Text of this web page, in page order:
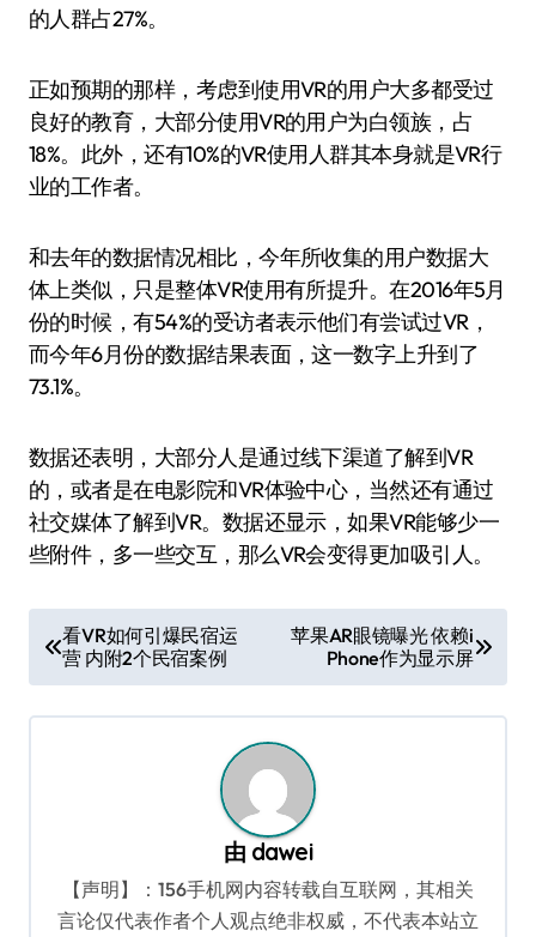
的人群占27%。
正如预期的那样，考虑到使用VR的用户大多都受过
良好的教育，大部分使用VR的用户为白领族，占
18%。此外，还有10%的VR使用人群其本身就是VR行
业的工作者。
和去年的数据情况相比，今年所收集的用户数据大
体上类似，只是整体VR使用有所提升。在2016年5月
份的时候，有54%的受访者表示他们有尝试过VR，
而今年6月份的数据结果表面，这一数字上升到了
73.1%。
数据还表明，大部分人是通过线下渠道了解到VR
的，或者是在电影院和VR体验中心，当然还有通过
社交媒体了解到VR。数据还显示，如果VR能够少一
些附件，多一些交互，那么VR会变得更加吸引人。
章
导
看VR如何引爆民宿运
营 内附2个民宿案例
苹果AR眼镜曝光 依赖i
Phone作为显示屏
由 dawei
【声明】：156手机网内容转载自互联网，其相关
言论仅代表作者个人观点绝非权威，不代表本站立